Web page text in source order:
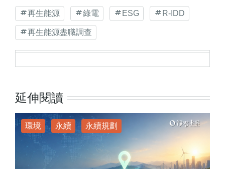
再生能源 綠電 ESG R-IDD
再生能源盡職調查
延伸閱讀
環境 永續 永續規劃